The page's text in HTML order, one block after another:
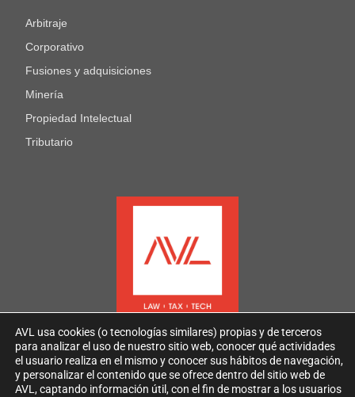
Arbitraje
Corporativo
Fusiones y adquisiciones
Minería
Propiedad Intelectual
Tributario
AVL usa cookies (o tecnologías similares) propias y de terceros
para analizar el uso de nuestro sitio web, conocer qué actividades
el usuario realiza en el mismo y conocer sus hábitos de navegación,
y personalizar el contenido que se ofrece dentro del sitio web de
AVL, captando información útil, con el fin de mostrar a los usuarios